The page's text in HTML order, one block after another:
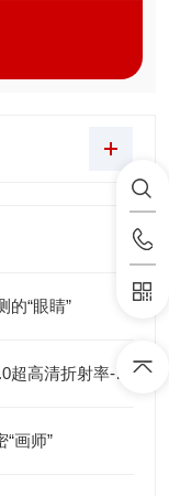
的“眼睛”
日本HOYA豪雅「高折射光学引擎」—2.0超高清折射率-总代理藤田光学
画师”